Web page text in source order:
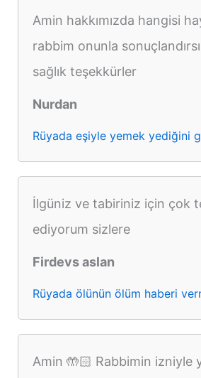
Amin hakkımızda hangisi
rabbim onunla
sağlık teşekkürler
Nurdan
Rüyada eşiyle yemek yediğini
İlgüniz ve tabiriniz için çok
ediyorum sizlere
Firdevs aslan
Rüyada ölünün ölüm haberi
Amin 🤲🏻 Rabbimin izniyle